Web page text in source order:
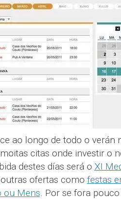
ao longo de todo o verán
citas onde investir o
destes días será o XI
ofertas como festas
ou Mens. Por se fora